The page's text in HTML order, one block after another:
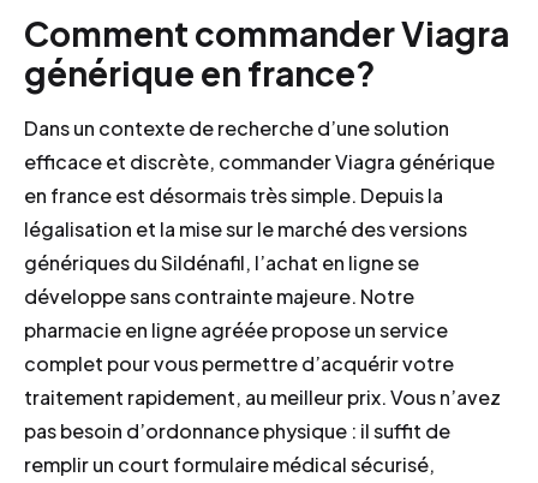
Comment commander Viagra
générique en france?
Dans un contexte de recherche d’une solution
efficace et discrète, commander Viagra générique
en france est désormais très simple. Depuis la
légalisation et la mise sur le marché des versions
génériques du Sildénafil, l’achat en ligne se
développe sans contrainte majeure. Notre
pharmacie en ligne agréée propose un service
complet pour vous permettre d’acquérir votre
traitement rapidement, au meilleur prix. Vous n’avez
pas besoin d’ordonnance physique : il suffit de
remplir un court formulaire médical sécurisé,